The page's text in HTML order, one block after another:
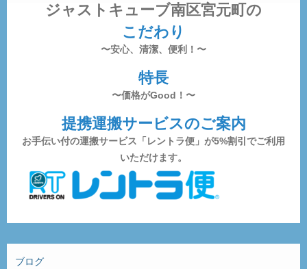
ジャストキューブ南区宮元町の
こだわり
〜安心、清潔、便利！〜
特長
〜価格がGood！〜
提携運搬サービスのご案内
お手伝い付の運搬サービス「レントラ便」が5%割引でご利用
いただけます。
ブログ